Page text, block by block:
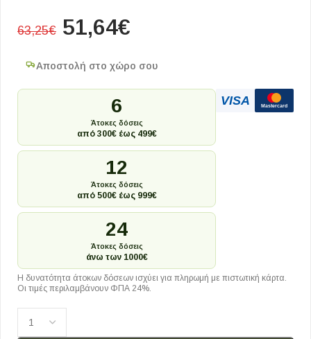
63,25€ 51,64€
Αποστολή στο χώρο σου
6
Άτοκες δόσεις
από 300€ έως 499€
12
Άτοκες δόσεις
από 500€ έως 999€
24
Άτοκες δόσεις
άνω των 1000€
VISA Mastercard
Η δυνατότητα άτοκων δόσεων ισχύει για πληρωμή με πιστωτική κάρτα.
Οι τιμές περιλαμβάνουν ΦΠΑ 24%.